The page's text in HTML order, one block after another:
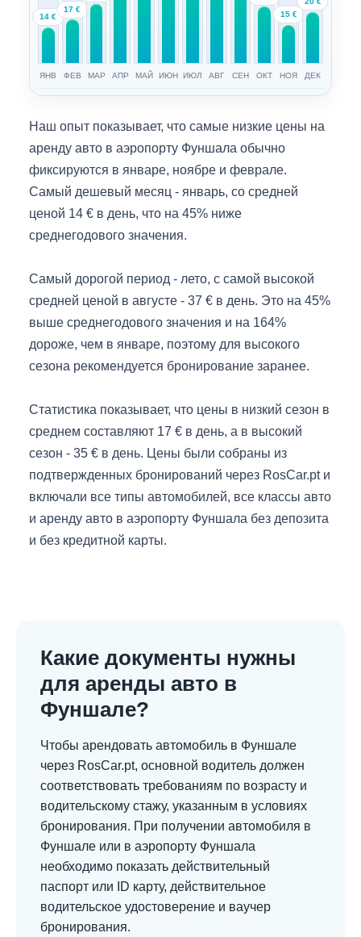
14 €
ЯНВ
17 €
ФЕВ МАР АПР МАЙ ИЮН ИЮЛ АВГ СЕН ОКТ
15 €
НОЯ ДЕК
Наш опыт показывает, что самые низкие цены на
аренду авто в аэропорту Фуншала обычно
фиксируются в январе, ноябре и феврале.
Самый дешевый месяц - январь, со средней
ценой 14 € в день, что на 45% ниже
среднегодового значения.
Самый дорогой период - лето, с самой высокой
средней ценой в августе - 37 € в день. Это на 45%
выше среднегодового значения и на 164%
дороже, чем в январе, поэтому для высокого
сезона рекомендуется бронирование заранее.
Статистика показывает, что цены в низкий сезон в
среднем составляют 17 € в день, а в высокий
сезон - 35 € в день. Цены были собраны из
подтвержденных бронирований через RosCar.pt и
включали все типы автомобилей, все классы авто
и аренду авто в аэропорту Фуншала без депозита
и без кредитной карты.
Какие документы нужны
для аренды авто в
Фуншале?
Чтобы арендовать автомобиль в Фуншале
через RosCar.pt, основной водитель должен
соответствовать требованиям по возрасту и
водительскому стажу, указанным в условиях
бронирования. При получении автомобиля в
Фуншале или в аэропорту Фуншала
необходимо показать действительный
паспорт или ID карту, действительное
водительское удостоверение и ваучер
бронирования.